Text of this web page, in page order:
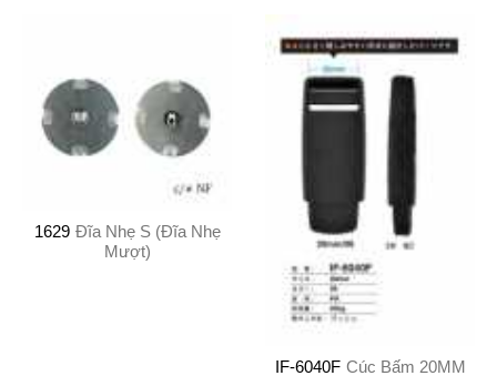
1629 Đĩa Nhẹ S (Đĩa Nhẹ
Mượt)
IF-6040F Cúc Bấm 20MM